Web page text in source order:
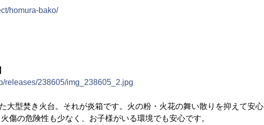
homura-bako/
releases/238605/img_238605_2.jpg
大型焚き火台。それが炎箱です。火の粉・火花の舞い散りを抑えて安心
傷の危険性も少なく、お子様がいる環境でも安心です。